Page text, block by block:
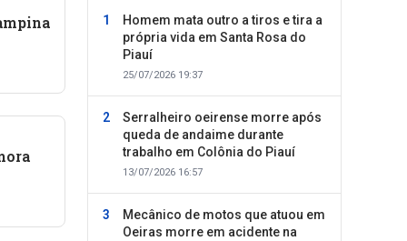
Homem mata outro a tiros e tira a
própria vida em Santa Rosa do
Piauí
25/07/2026 19:37
Serralheiro oeirense morre após
queda de andaime durante
trabalho em Colônia do Piauí
13/07/2026 16:57
Mecânico de motos que atuou em
Oeiras morre em acidente na